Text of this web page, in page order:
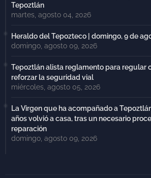
Tepoztlán
martes, agosto 04, 2026
Heraldo del Tepozteco | domingo, 9 de
domingo, agosto 09, 2026
Tepoztlán alista reglamento para regular
reforzar la seguridad vial
miércoles, agosto 05, 2026
La Virgen que ha acompañado a
años volvió a casa, tras un necesario
reparación
domingo, agosto 09, 2026